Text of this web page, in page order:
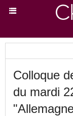
Colloque
du mardi